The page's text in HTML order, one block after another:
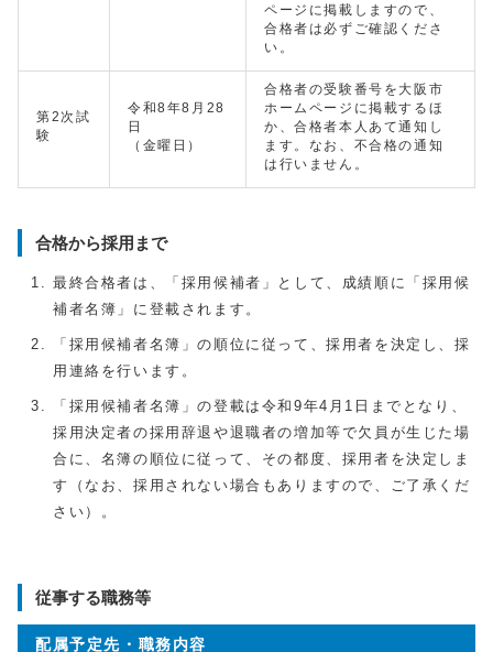
ページに掲載しますので、
合格者は必ずご確認くださ
い。
第2次試
験
令和8年8月28
日
（金曜日）
合格者の受験番号を大阪市
ホームページに掲載するほ
か、合格者本人あて通知し
ます。なお、不合格の通知
は行いません。
合格から採用まで
最終合格者は、「採用候補者」として、成績順に「採用候
補者名簿」に登載されます。
「採用候補者名簿」の順位に従って、採用者を決定し、採
用連絡を行います。
「採用候補者名簿」の登載は令和9年4月1日までとなり、
採用決定者の採用辞退や退職者の増加等で欠員が生じた場
合に、名簿の順位に従って、その都度、採用者を決定しま
す（なお、採用されない場合もありますので、ご了承くだ
さい）。
従事する職務等
配属予定先・職務内容